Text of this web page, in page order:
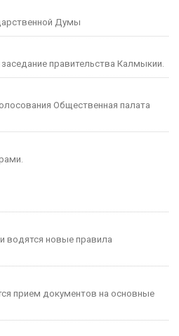
в суд дело о
сим-бокса
на работу
ХМАО, находившегося в
взятых кредитах на их имя в
конкурса «Теегин айс»
одно ДТП и восемь пожаров